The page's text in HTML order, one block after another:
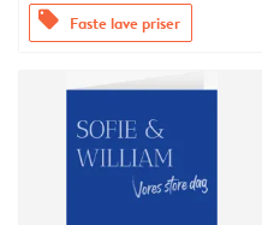
offers Faste lave priser